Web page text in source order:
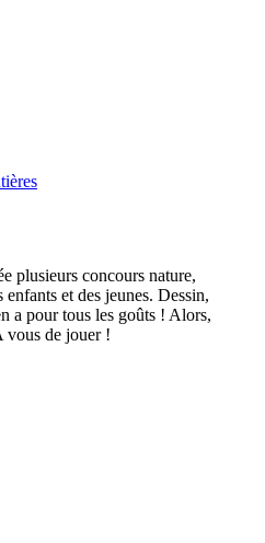
plusieurs concours nature,
et des jeunes. Dessin,
a pour tous les goûts ! Alors,
vous de jouer !